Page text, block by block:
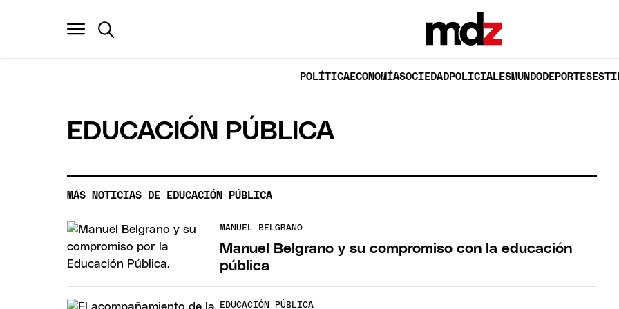
POLÍTICAECONOMÍASOCIEDADPOLICIALESMUNDODEPORTES
EDUCACIÓN PÚBLICA
MÁS NOTICIAS DE EDUCACIÓN PÚBLICA
MANUEL BELGRANO
Manuel Belgrano y su compromiso con la educación
pública
EDUCACIÓN PÚBLICA